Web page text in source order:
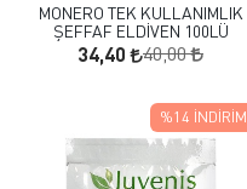
MONERO TEK KULLANIMLIK
ŞEFFAF ELDİVEN 100LÜ
34,40 40,00
%14 İNDIRIM